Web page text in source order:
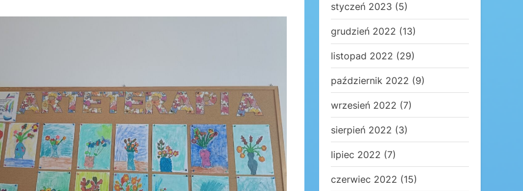
styczeń 2023 (5)
grudzień 2022 (13)
listopad 2022 (29)
październik 2022 (9)
wrzesień 2022 (7)
sierpień 2022 (3)
lipiec 2022 (7)
czerwiec 2022 (15)